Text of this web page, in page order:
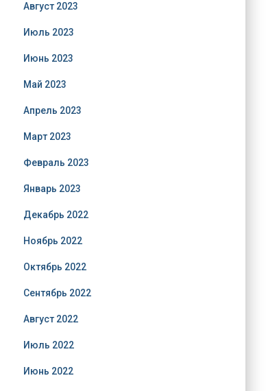
Август 2023
Июль 2023
Июнь 2023
Май 2023
Апрель 2023
Март 2023
Февраль 2023
Январь 2023
Декабрь 2022
Ноябрь 2022
Октябрь 2022
Сентябрь 2022
Август 2022
Июль 2022
Июнь 2022